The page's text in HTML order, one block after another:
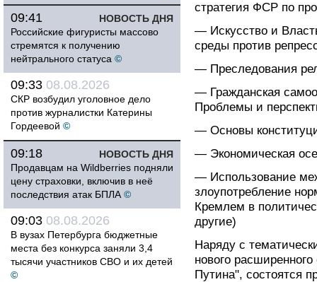
НОВОСТЬ ДНЯ
09:41
Российские фигуристы массово
стремятся к получению
нейтрального статуса ©
09:33 08.08.2026
СКР возбудил уголовное дело
против журналистки Катерины
Гордеевой ©
НОВОСТЬ ДНЯ
09:18
Продавцам на Wildberries подняли
цену страховки, включив в неё
последствия атак БПЛА ©
09:03 08.08.2026
В вузах Петербурга бюджетные
места без конкурса заняли 3,4
тысячи участников СВО и их детей
©
стратегия ФСР по
— Искусство и
среды против
— Преследования
— Гражданская
Проблемы и
— Основы
— Экономическая
— Использование
злоупотребление
Кремлем в
другие)
Наряду с
нового
Путина", состоятся